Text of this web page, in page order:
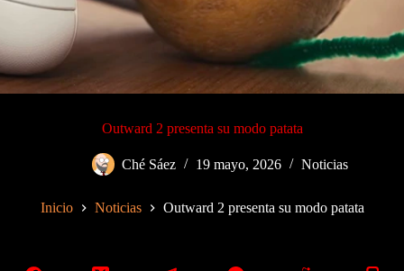
Outward 2 presenta su modo patata
Ché Sáez 19 mayo, 2026 Noticias
Inicio Noticias Outward 2 presenta su modo patata